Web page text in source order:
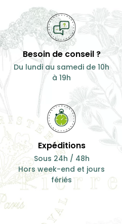
Besoin de conseil ?
Du lundi au samedi de 10h
à 19h
Expéditions
Sous 24h / 48h
Hors week-end et jours
fériés